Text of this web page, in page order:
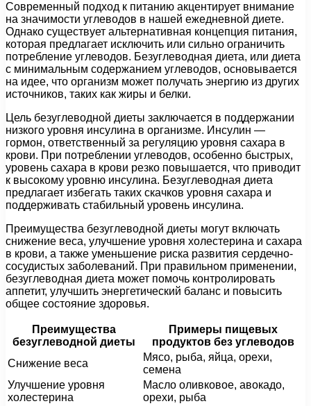
Современный подход к питанию акцентирует внимание
на значимости углеводов в нашей ежедневной диете.
Однако существует альтернативная концепция питания,
которая предлагает исключить или сильно ограничить
потребление углеводов. Безуглеводная диета, или диета
с минимальным содержанием углеводов, основывается
на идее, что организм может получать энергию из других
источников, таких как жиры и белки.
Цель безуглеводной диеты заключается в поддержании
низкого уровня инсулина в организме. Инсулин —
гормон, ответственный за регуляцию уровня сахара в
крови. При потреблении углеводов, особенно быстрых,
уровень сахара в крови резко повышается, что приводит
к высокому уровню инсулина. Безуглеводная диета
предлагает избегать таких скачков уровня сахара и
поддерживать стабильный уровень инсулина.
Преимущества безуглеводной диеты могут включать
снижение веса, улучшение уровня холестерина и сахара
в крови, а также уменьшение риска развития сердечно-
сосудистых заболеваний. При правильном применении,
безуглеводная диета может помочь контролировать
аппетит, улучшить энергетический баланс и повысить
общее состояние здоровья.
Преимущества
безуглеводной диеты
Примеры пищевых
продуктов без углеводов
Снижение веса
Мясо, рыба, яйца, орехи,
семена
Улучшение уровня
холестерина
Масло оливковое, авокадо,
орехи, рыба